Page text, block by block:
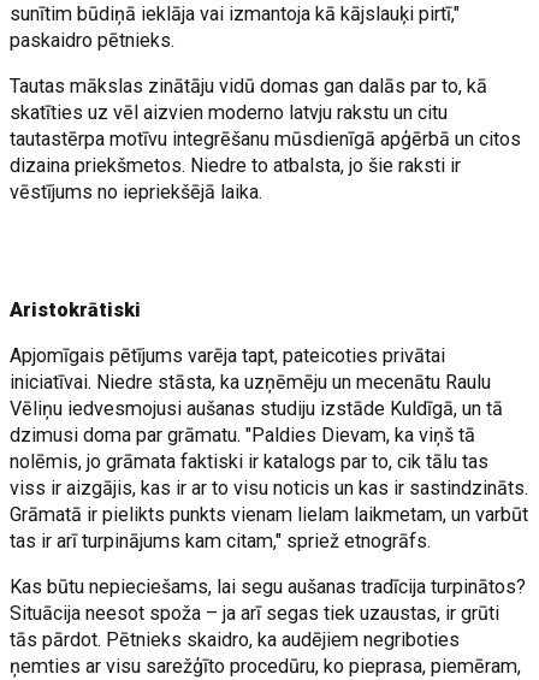
sunītim būdiņā ieklāja vai izmantoja kā kājslauķi pirtī,"
paskaidro pētnieks.
Tautas mākslas zinātāju vidū domas gan dalās par to, kā
skatīties uz vēl aizvien moderno latvju rakstu un citu
tautastērpa motīvu integrēšanu mūsdienīgā apģērbā un citos
dizaina priekšmetos. Niedre to atbalsta, jo šie raksti ir
vēstījums no iepriekšējā laika.
Aristokrātiski
Apjomīgais pētījums varēja tapt, pateicoties privātai
iniciatīvai. Niedre stāsta, ka uzņēmēju un mecenātu Raulu
Vēliņu iedvesmojusi aušanas studiju izstāde Kuldīgā, un tā
dzimusi doma par grāmatu. "Paldies Dievam, ka viņš tā
nolēmis, jo grāmata faktiski ir katalogs par to, cik tālu tas
viss ir aizgājis, kas ir ar to visu noticis un kas ir sastindzināts.
Grāmatā ir pielikts punkts vienam lielam laikmetam, un varbūt
tas ir arī turpinājums kam citam," spriež etnogrāfs.
Kas būtu nepieciešams, lai segu aušanas tradīcija turpinātos?
Situācija neesot spoža – ja arī segas tiek uzaustas, ir grūti
tās pārdot. Pētnieks skaidro, ka audējiem negriboties
ņemties ar visu sarežģīto procedūru, ko pieprasa, piemēram,